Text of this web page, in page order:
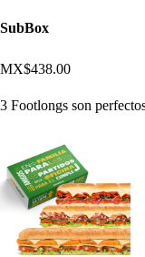
SubBox
MX$438.00
3 Footlongs son